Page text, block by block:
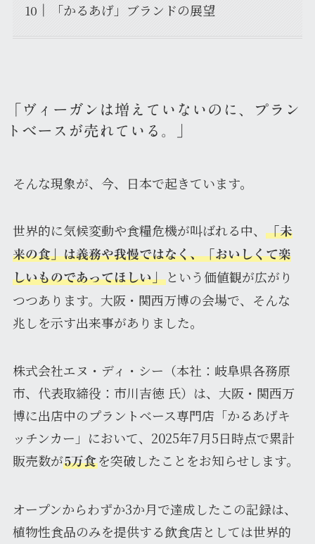
「かるあげ」ブランドの展望
「ヴィーガンは増えていないのに、プラン
トベースが売れている。」
そんな現象が、今、日本で起きています。
世界的に気候変動や食糧危機が叫ばれる中、
「未
来の食」は義務や我慢ではなく、「おいしくて楽
しいものであってほしい」という価値観が広がり
つつあります。大阪・関西万博の会場で、そんな
兆しを示す出来事がありました。
株式会社エヌ・ディ・シー（本社：岐阜県各務原
市、代表取締役：市川吉徳 氏）は、大阪・関西万
博に出店中のプラントベース専門店「かるあげキ
ッチンカー」において、2025年7月5日時点で累計
販売数が5万食を突破したことをお知らせします。
オープンからわずか3か月で達成したこの記録は、
植物性食品のみを提供する飲食店としては世界的